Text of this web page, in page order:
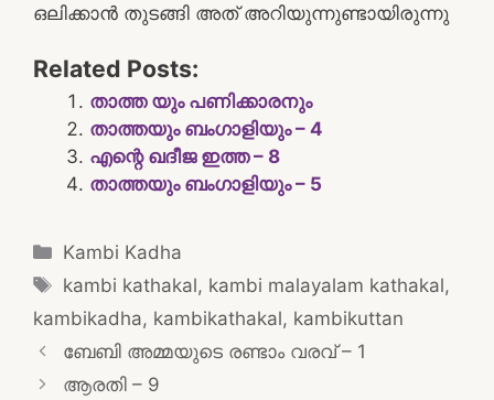
ഒലിക്കാൻ തുടങ്ങി അത് അറിയുന്നുണ്ടായിരുന്നു
Related Posts:
താത്ത യും പണിക്കാരനും
താത്തയും ബംഗാളിയും – 4
എന്റെ ഖദീജ ഇത്ത – 8
താത്തയും ബംഗാളിയും – 5
Categories
Kambi Kadha
Tags
kambi kathakal, kambi malayalam kathakal,
kambikadha, kambikathakal, kambikuttan
Post
navigation
ബേബി അമ്മയുടെ രണ്ടാം വരവ് – 1
ആരതി – 9